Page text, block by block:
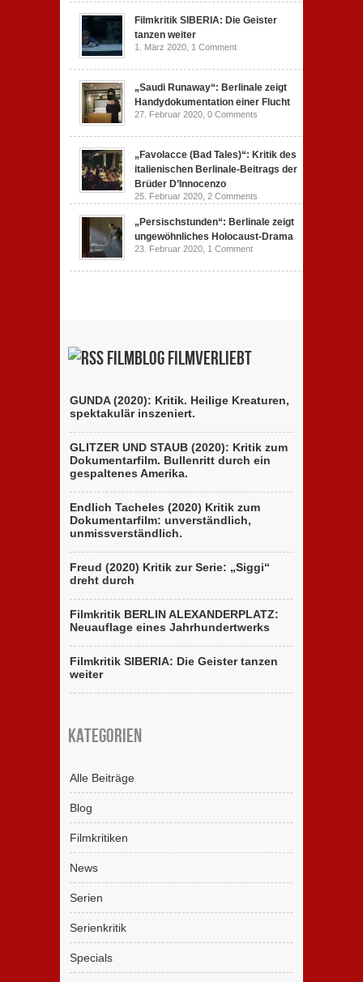
Filmkritik SIBERIA: Die Geister
tanzen weiter
1. März 2020, 1 Comment
„Saudi Runaway“: Berlinale zeigt
Handydokumentation einer Flucht
27. Februar 2020, 0 Comments
„Favolacce (Bad Tales)“: Kritik des
italienischen Berlinale-Beitrags der
Brüder D’Innocenzo
25. Februar 2020, 2 Comments
„Persischstunden“: Berlinale zeigt
ungewöhnliches Holocaust-Drama
23. Februar 2020, 1 Comment
Filmblog filmverliebt
GUNDA (2020): Kritik. Heilige Kreaturen,
spektakulär inszeniert.
GLITZER UND STAUB (2020): Kritik zum
Dokumentarfilm. Bullenritt durch ein
gespaltenes Amerika.
Endlich Tacheles (2020) Kritik zum
Dokumentarfilm: unverständlich,
unmissverständlich.
Freud (2020) Kritik zur Serie: „Siggi“
dreht durch
Filmkritik BERLIN ALEXANDERPLATZ:
Neuauflage eines Jahrhundertwerks
Filmkritik SIBERIA: Die Geister tanzen
weiter
Kategorien
Alle Beiträge
Blog
Filmkritiken
News
Serien
Serienkritik
Specials